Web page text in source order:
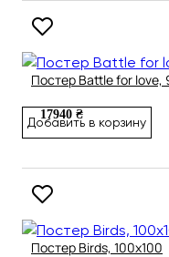
Постер Battle for love,
17940 ₴
Добавить в корзину
Постер Birds, 100х100